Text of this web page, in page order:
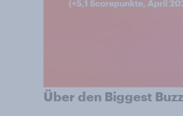
Über den Biggest